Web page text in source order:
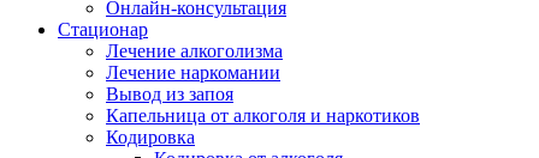
Онлайн-консультация
Стационар
Лечение алкоголизма
Лечение наркомании
Вывод из запоя
Капельница от алкоголя и наркотиков
Кодировка